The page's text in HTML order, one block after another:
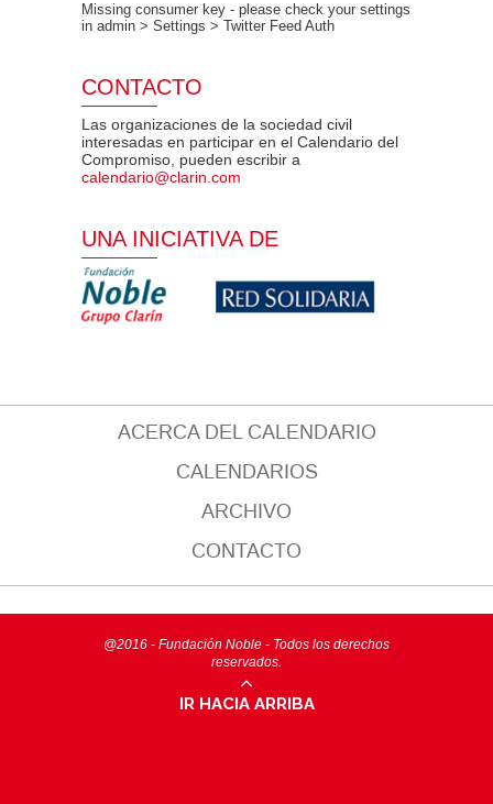
Missing consumer key - please check your settings
in admin > Settings > Twitter Feed Auth
CONTACTO
Las organizaciones de la sociedad civil
interesadas en participar en el Calendario del
Compromiso, pueden escribir a
calendario@clarin.com
UNA INICIATIVA DE
ACERCA DEL CALENDARIO
CALENDARIOS
ARCHIVO
CONTACTO
@2016 - Fundación Noble - Todos los derechos
reservados.
IR HACIA ARRIBA